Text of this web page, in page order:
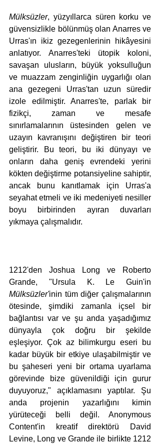
Mülksüzler, yüzyıllarca süren korku ve
güvensizlikle bölünmüş olan Anarres ve
Urras'ın ikiz gezegenlerinin hikâyesini
anlatıyor. Anarres'teki ütopik koloni,
savaşan ulusların, büyük yoksulluğun
ve muazzam zenginliğin uygarlığı olan
ana gezegeni Urras'tan uzun süredir
izole edilmiştir. Anarres'te, parlak bir
fizikçi, zaman ve mesafe
sınırlamalarının üstesinden gelen ve
uzayın kavranışını değiştiren bir teori
geliştirir. Bu teori, bu iki dünyayı ve
onların daha geniş evrendeki yerini
kökten değiştirme potansiyeline sahiptir,
ancak bunu kanıtlamak için Urras'a
seyahat etmeli ve iki medeniyeti nesiller
boyu birbirinden ayıran duvarları
yıkmaya çalışmalıdır.
1212'den Joshua Long ve Roberto
Mülksüzler'inin tüm diğer çalışmalarının
ötesinde, şimdiki zamanla içsel bir
bağlantısı var ve şu anda yaşadığımız
dünyayla çok doğru bir şekilde
eşleşiyor. Çok az bilimkurgu eseri bu
kadar büyük bir etkiye ulaşabilmiştir ve
bu şaheseri yeni bir ortama uyarlama
görevinde bize güvenildiği için gurur
duyuyoruz," açıklamasını yaptılar. Şu
anda projenin yazarlığını kimin
yürüteceği belli değil. Anonymous
Content'in kreatif direktörü David
Levine, Long ve Grande ile birlikte 1212